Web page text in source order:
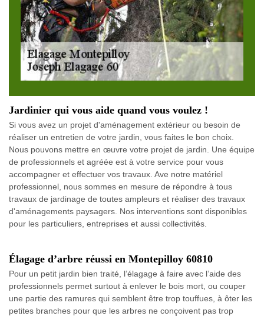
Jardinier qui vous aide quand vous voulez !
Si vous avez un projet d'aménagement extérieur ou besoin de
réaliser un entretien de votre jardin, vous faites le bon choix.
Nous pouvons mettre en œuvre votre projet de jardin. Une équipe
de professionnels et agréée est à votre service pour vous
accompagner et effectuer vos travaux. Ave notre matériel
professionnel, nous sommes en mesure de répondre à tous
travaux de jardinage de toutes ampleurs et réaliser des travaux
d'aménagements paysagers. Nos interventions sont disponibles
pour les particuliers, entreprises et aussi collectivités.
Élagage d’arbre réussi en Montepilloy 60810
Pour un petit jardin bien traité, l’élagage à faire avec l’aide des
professionnels permet surtout à enlever le bois mort, ou couper
une partie des ramures qui semblent être trop touffues, à ôter les
petites branches pour que les arbres ne conçoivent pas trop